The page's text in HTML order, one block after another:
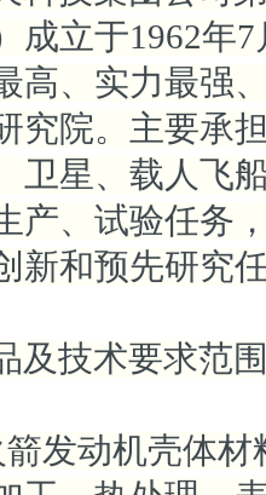
成立于1962年
高、实力最强
究院。主要承
卫星、载人飞
产、试验任务
新和预先研究
及技术要求范
发动机壳体